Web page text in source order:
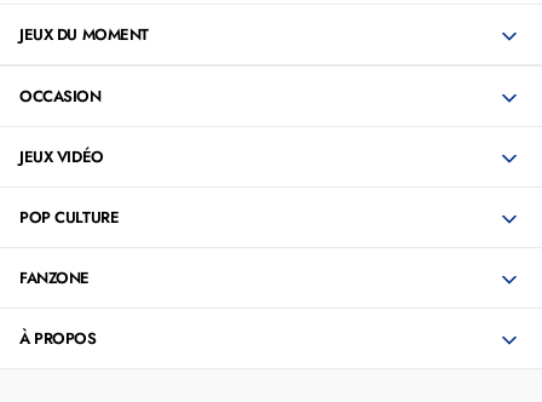
JEUX DU MOMENT
OCCASION
JEUX VIDÉO
POP CULTURE
FANZONE
À PROPOS